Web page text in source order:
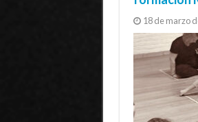
18 de marzo